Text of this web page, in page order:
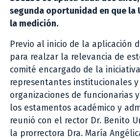
segunda oportunidad en que la
la medición.
Previo al inicio de la aplicación
para realzar la relevancia de
comité encargado de la
representantes institucionales
organizaciones de funcionarias
los estamentos académico y
reunió con el rector Dr. Benito
la prorrectora Dra. María